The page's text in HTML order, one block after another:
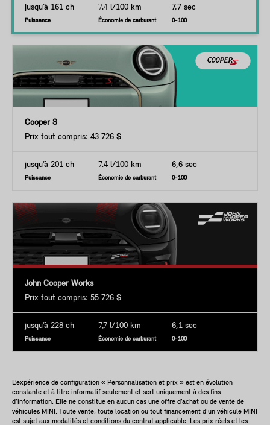
jusqu’à 161 ch
Puissance
7.4l/100 km
Économie de carburant
7,7 sec
0-100
Cooper S
Prix tout compris: 43 726 $
jusqu’à 201 ch
Puissance
7.4l/100 km
Économie de carburant
6,6 sec
0-100
John Cooper Works
Prix tout compris: 55 726 $
jusqu’à 228 ch
Puissance
7,7 l/100 km
Économie de carburant
6,1 sec
0-100
L’expérience de configuration « Personnalisation et prix » est en évolution
constante et à titre informatif seulement et sert uniquement à des fins
d’information. Elle ne constitue en aucun cas une offre d’achat ou de vente de
véhicules MINI. Toute vente, toute location ou tout financement d'un véhicule MINI
est sujet aux modalités et conditions du contrat applicable. Les prix réels et les